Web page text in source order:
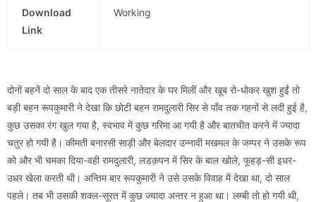
Download
Link
Working
दोनों बहनें दो साल के बाद एक तीसरे नातेदार के घर मिलीं और खूब रो-धोकर खुश हुईं तो
बड़ी बहन रूपकुमारी ने देखा कि छोटी बहन रामदुलारी सिर से पाँव तक गहनों से लदी हुई है,
कुछ उसका रंग खुल गया है, स्वभाव में कुछ गरिमा आ गयी है और बातचीत करने में ज्यादा
चतुर हो गयी है। कीमती बनारसी साड़ी और बेलदार उन्नावी मखमल के जम्पर ने उसके रूप
को और भी चमका दिया-वही रामदुलारी, लडक़पन में सिर के बाल खोले, फूहड़-सी इधर-
उधर खेला करती थी। अन्तिम बार रूपकुमारी ने उसे उसके विवाह में देखा था, दो साल
पहले। तब भी उसकी शक्ल-सूरत में कुछ ज्यादा अन्तर न हुआ था। लम्बी तो हो गयी थी,